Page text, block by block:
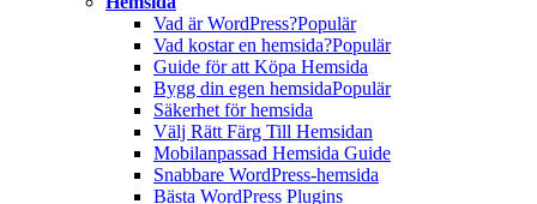
Vad är WordPress?Populär
Vad kostar en hemsida?Populär
Guide för att Köpa Hemsida
Bygg din egen hemsidaPopulär
Säkerhet för hemsida
Välj Rätt Färg Till Hemsidan
Mobilanpassad Hemsida Guide
Snabbare WordPress-hemsida
Bästa WordPress Plugins